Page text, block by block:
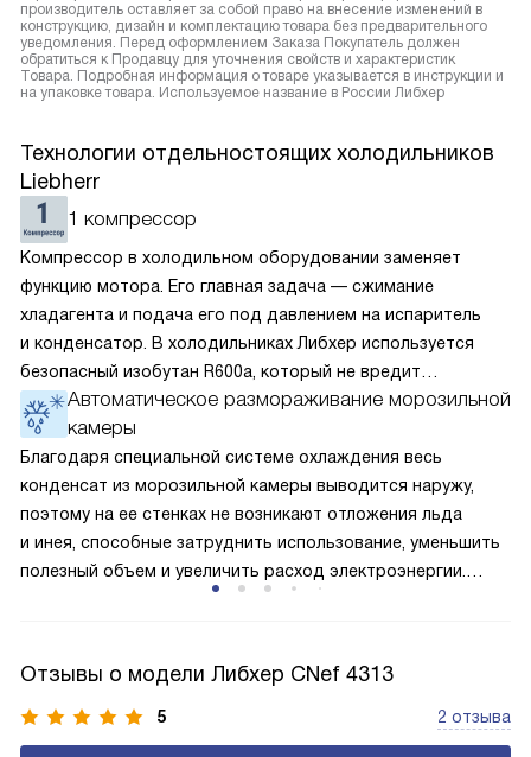
производитель оставляет за собой право на внесение изменений в
конструкцию, дизайн и комплектацию товара без предварительного
уведомления. Перед оформлением Заказа Покупатель должен
обратиться к Продавцу для уточнения свойств и характеристик
Товара. Подробная информация о товаре указывается в инструкции и
на упаковке товара. Используемое название в России Либхер
Технологии отдельностоящих холодильников
Liebherr
1 компрессор
Компрессор в холодильном оборудовании заменяет
функцию мотора. Его главная задача — сжимание
хладагента и подача его под давлением на испаритель
и конденсатор. В холодильниках Либхер используется
безопасный изобутан R600a, который не вредит
окружающей среде. Компрессор перегоняет его
по охладительному контуру по принципу насоса. Чем
лучше работает «мотор» прибора, тем качественнее
и быстрее происходит охлаждение, затрачивается
меньше электроэнергии.
Автоматическое размораживание морозильной
камеры
Благодаря специальной системе охлаждения весь
конденсат из морозильной камеры выводится наружу,
поэтому на ее стенках не возникают отложения льда
и инея, способные затруднить использование, уменьшить
полезный объем и увеличить расход электроэнергии.
Отзывы о модели Либхер CNef 4313
5 2 отзыва